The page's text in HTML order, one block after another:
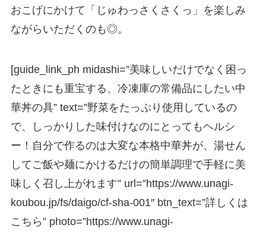
おこげにかけて「じゅわっさくさくっ」を楽しみ
ながらいただくのも◎。
[guide_link_ph midashi=”美味しいだけでなく困っ
たときにも重宝する、冷凍庫の常備品にしたい中
華丼の具” text=”野菜をたっぷり使用しているの
で、しっかりした味付けなのにとってもヘルシ
ー！自分で作るのは大変な本格中華丼が、湯せん
してご飯や麺にかけるだけの簡単調理で手軽に美
味しく召し上がれます” url=”https://www.unagi-
koubou.jp/fs/daigo/cf-sha-001″ btn_text=”詳しくは
こちら” photo=”https://www.unagi-